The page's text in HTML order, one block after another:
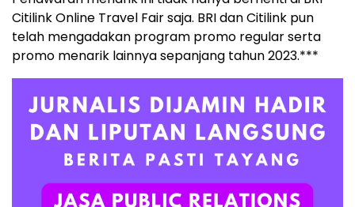
Citilink Online Travel Fair saja. BRI dan Citilink pun
telah mengadakan program promo regular serta
promo menarik lainnya sepanjang tahun 2023.***